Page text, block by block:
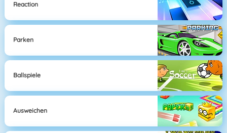
Reaction
Parken
Ballspiele
Ausweichen